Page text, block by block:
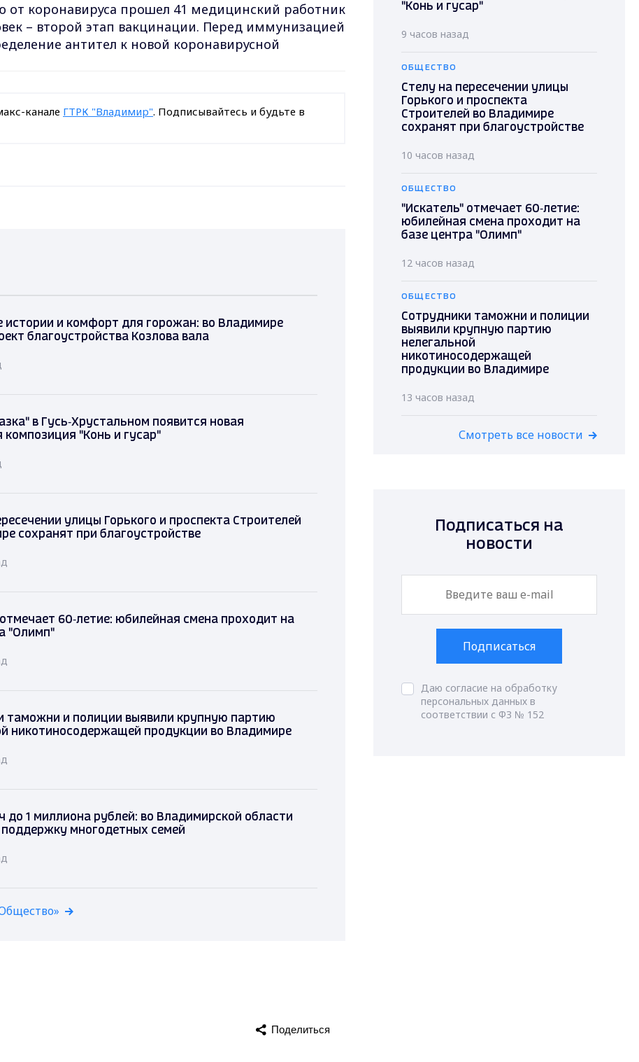
коронавируса прошел 41 медицинский работник
– второй этап вакцинации. Перед иммунизацией
антител к новой коронавирусной
канале ГТРК "Владимир". Подписывайтесь и будьте в
истории и комфорт для горожан: во Владимире
благоустройства Козлова вала
в Гусь‑Хрустальном появится новая
композиция "Конь и гусар"
улицы Горького и проспекта Строителей
сохранят при благоустройстве
60‑летие: юбилейная смена проходит на
"Олимп"
таможни и полиции выявили крупную партию
никотиносодержащей продукции во Владимире
до 1 миллиона рублей: во Владимирской области
многодетных семей
Поделиться
"Конь и гусар"
9 часов назад
ОБЩЕСТВО
Стелу на пересечении улицы
Горького и проспекта
Строителей во Владимире
сохранят при благоустройстве
10 часов назад
ОБЩЕСТВО
"Искатель" отмечает 60‑летие:
юбилейная смена проходит на
базе центра "Олимп"
12 часов назад
ОБЩЕСТВО
Сотрудники таможни и полиции
выявили крупную партию
нелегальной
никотиносодержащей
продукции во Владимире
13 часов назад
Смотреть все новости
Подписаться на
новости
Подписаться
Даю согласие на обработку
персональных данных в
соответствии с ФЗ № 152